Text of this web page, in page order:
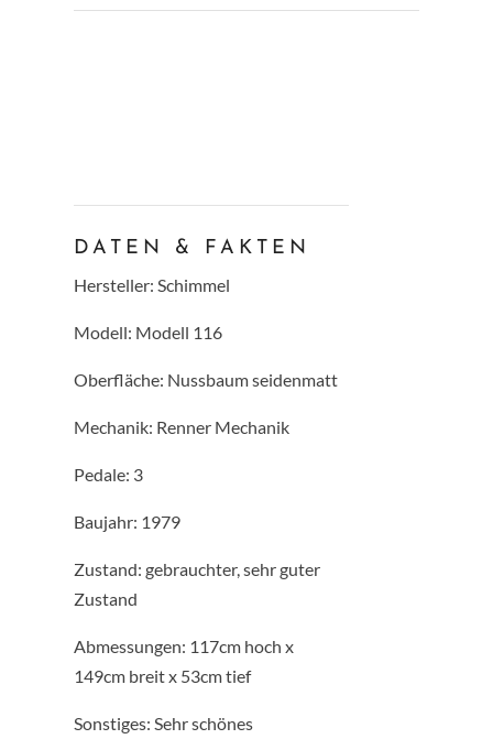
DATEN & FAKTEN
Hersteller:Schimmel
Modell: Modell 116
Oberfläche: Nussbaum seidenmatt
Mechanik: Renner Mechanik
Pedale: 3
Baujahr: 1979
Zustand: gebrauchter, sehr guter
Zustand
Abmessungen: 117cm hoch x
149cm breit x 53cm tief
Sonstiges: Sehr schönes